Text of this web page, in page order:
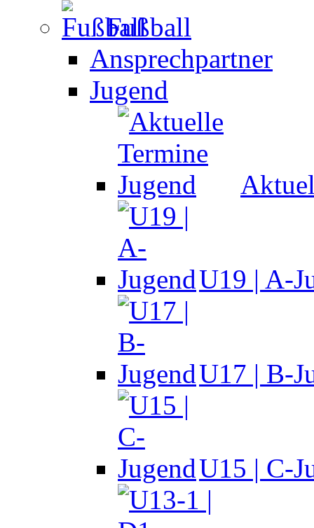
Fußball
Ansprechpartner
Jugend
U19 | A-
U17 | B-
U15 | C-